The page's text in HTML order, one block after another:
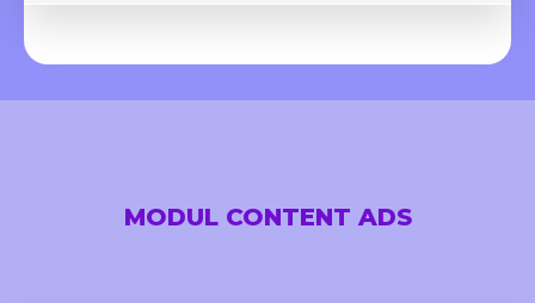
MODUL CONTENT ADS